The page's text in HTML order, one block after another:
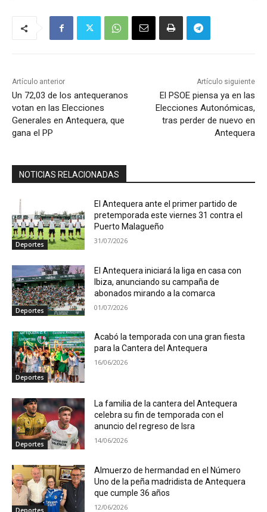
Artículo anterior
Un 72,03 de los antequeranos
votan en las Elecciones
Generales en Antequera, que
gana el PP
Artículo siguiente
El PSOE piensa ya en las
Elecciones Autonómicas,
tras perder de nuevo en
Antequera
NOTICIAS RELACIONADAS
Deportes
El Antequera ante el primer partido de
pretemporada este viernes 31 contra el
Puerto Malagueño
31/07/2026
Deportes
El Antequera iniciará la liga en casa con
Ibiza, anunciando su campaña de
abonados mirando a la comarca
01/07/2026
Deportes
Acabó la temporada con una gran fiesta
para la Cantera del Antequera
16/06/2026
Deportes
La familia de la cantera del Antequera
celebra su fin de temporada con el
anuncio del regreso de Isra
14/06/2026
Almuerzo de hermandad en el Número
Uno de la peña madridista de Antequera
que cumple 36 años
12/06/2026